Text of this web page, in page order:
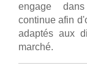
engage
continue afin
adaptés aux
marché.